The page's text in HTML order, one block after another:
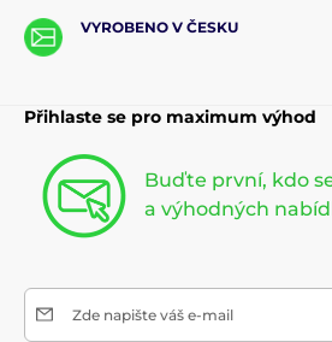
VYROBENO V ČESKU
Přihlaste se pro maximum výhod
Buďte první, kdo
a výhodných
Zde napište váš e-mail